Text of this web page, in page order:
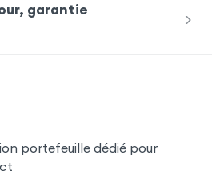
garantie
portefeuille dédié pour